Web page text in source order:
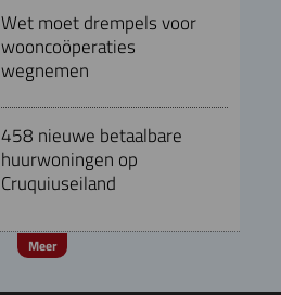
Wet moet drempels voor
wooncoöperaties
wegnemen
458 nieuwe betaalbare
huurwoningen op
Cruquiuseiland
Meer